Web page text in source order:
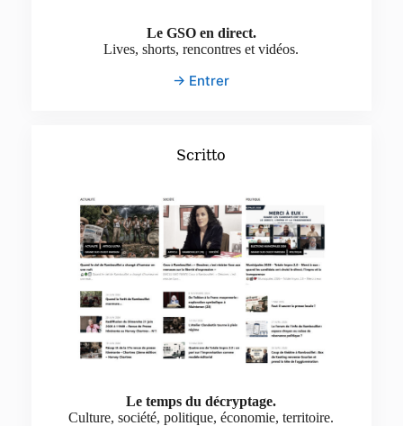
Le GSO en direct.
Lives, shorts, rencontres et vidéos.
→ Entrer
Scritto
Le temps du décryptage.
Culture, société, politique, économie, territoire.